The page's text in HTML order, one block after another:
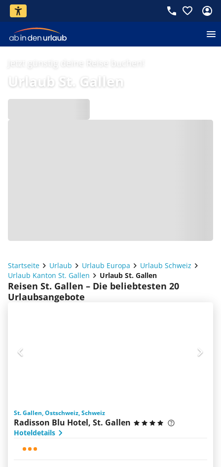
Jetzt günstig deine Reise buchen!
Urlaub St. Gallen
Startseite Urlaub Urlaub Europa
Urlaub Schweiz
Urlaub Kanton St. Gallen
Urlaub St. Gallen
Reisen St. Gallen – Die beliebtesten 20
Urlaubsangebote
St. Gallen, Ostschweiz, Schweiz
Radisson Blu Hotel, St. Gallen
Hoteldetails